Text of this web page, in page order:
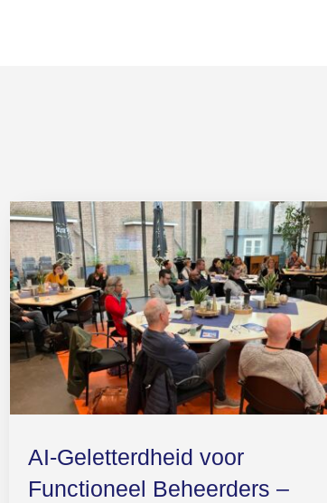
AI-Geletterdheid voor
Functioneel Beheerders –